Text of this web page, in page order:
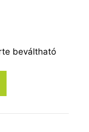
beváltható